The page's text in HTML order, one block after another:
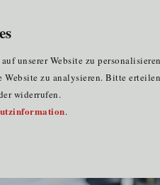
unserer Website zu
zu analysieren. Bitte
widerrufen.
.